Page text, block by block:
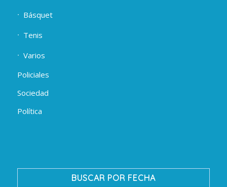
Básquet
Tenis
Varios
Policiales
Sociedad
Política
BUSCAR POR FECHA